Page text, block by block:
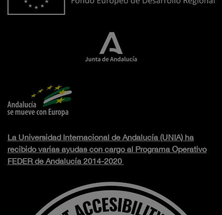
La Universidad Internacional de Andalucía (UNIA) ha
recibido varias ayudas con cargo al Programa Operativo
FEDER de Andalucía 2014-2020